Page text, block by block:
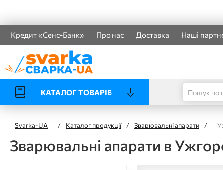
Кредит «Сенс-Банк» Про нас Доставка Наші
КАТАЛОГ ТОВАРІВ
Svarka-UA / Каталог продукції / Зварювальні апарати /
Зварювальні апарати в